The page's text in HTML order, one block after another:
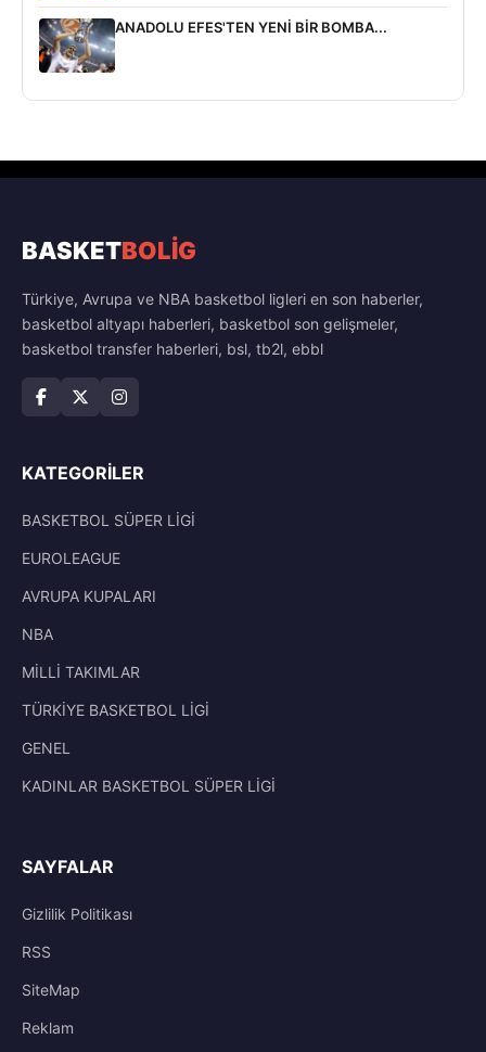
ANADOLU EFES'TEN YENİ BİR BOMBA...
BASKETBOLİG
Türkiye, Avrupa ve NBA basketbol ligleri en son haberler,
basketbol altyapı haberleri, basketbol son gelişmeler,
basketbol transfer haberleri, bsl, tb2l, ebbl
KATEGORILER
BASKETBOL SÜPER LİGİ
EUROLEAGUE
AVRUPA KUPALARI
NBA
MİLLİ TAKIMLAR
TÜRKİYE BASKETBOL LİGİ
GENEL
KADINLAR BASKETBOL SÜPER LİGİ
SAYFALAR
Gizlilik Politikası
RSS
SiteMap
Reklam